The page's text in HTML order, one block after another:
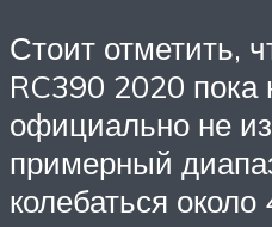
Стоит отметить,
RC390 2020 пока
официально не
примерный
колебаться